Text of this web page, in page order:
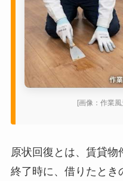
[画像：作業
原状回復とは、賃貸
終了時に、借りたとき